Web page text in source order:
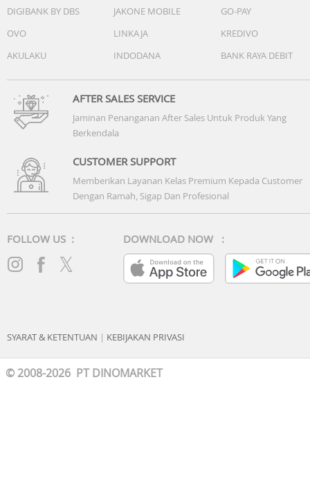
DIGIBANK BY DBS
JAKONE MOBILE
GO-PAY
OVO
LINKAJA
KREDIVO
AKULAKU
INDODANA BANK RAYA DEBIT
AFTER SALES SERVICE
Jaminan Penanganan After Sales Untuk Produk Yang
Berkendala
CUSTOMER SUPPORT
Memberikan Layanan Kelas Premium Kepada Customer
Dengan Ramah, Sigap Dan Profesional
FOLLOW US : DOWNLOAD NOW :
SYARAT & KETENTUAN | KEBIJAKAN PRIVASI
© 2008-2026 PT DINOMARKET